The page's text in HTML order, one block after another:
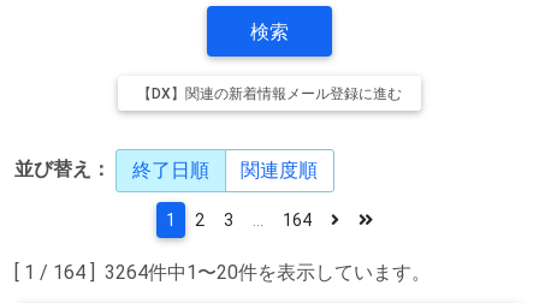
検索
【DX】関連の新着情報メール登録に進む
並び替え： 終了日順 関連度順
[ 1 / 164 ] 3264件中1〜20件を表示しています。
1 2 3 164